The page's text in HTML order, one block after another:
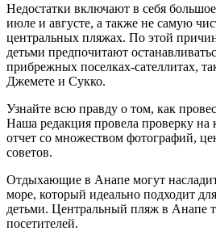
Недостатки включают в себя
июле и августе, а также не самую
центральных пляжах. По этой
детьми предпочитают
прибрежных поселках-сателлитах,
Джемете и Сукко.
Узнайте всю правду о том, как
Наша редакция провела проверку на
отчет со множеством фотографий,
советов.
Отдыхающие в Анапе могут
море, который идеально подходит
детьми. Центральный пляж в Анапе
посетителей.